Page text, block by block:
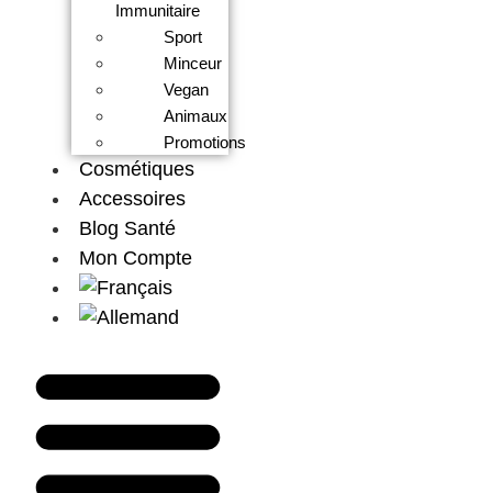
Immunitaire
Sport
Minceur
Vegan
Animaux
Promotions
Cosmétiques
Accessoires
Blog Santé
Mon Compte